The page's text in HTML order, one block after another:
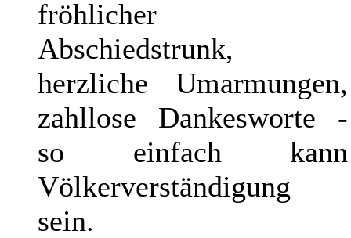
fröhlicher
Abschiedstrunk,
herzliche Umarmungen,
zahllose Dankesworte -
so einfach kann
Völkerverständigung
sein.